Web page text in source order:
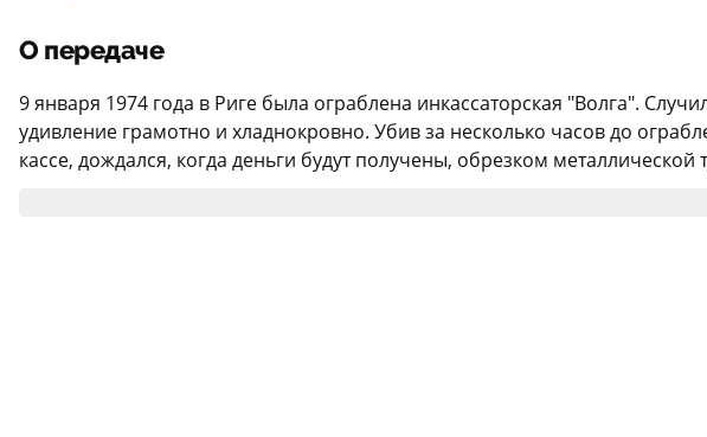
О передаче
9 января 1974 года в Риге была ограблена инкассаторская "Волга".
удивление грамотно и хладнокровно. Убив за несколько часов до
кассе, дождался, когда деньги будут получены, обрезком металлической